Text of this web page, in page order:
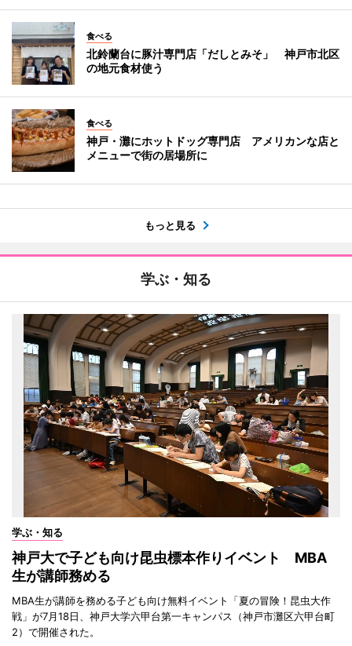
食べる
北鈴蘭台に豚汁専門店「だしとみそ」 神戸市北区
の地元食材使う
食べる
神戸・灘にホットドッグ専門店 アメリカンな店と
メニューで街の居場所に
もっと見る
学ぶ・知る
学ぶ・知る
神戸大で子ども向け昆虫標本作りイベント MBA
生が講師務める
MBA生が講師を務める子ども向け無料イベント「夏の冒険！昆虫大作
戦」が7月18日、神戸大学六甲台第一キャンパス（神戸市灘区六甲台町
2）で開催された。